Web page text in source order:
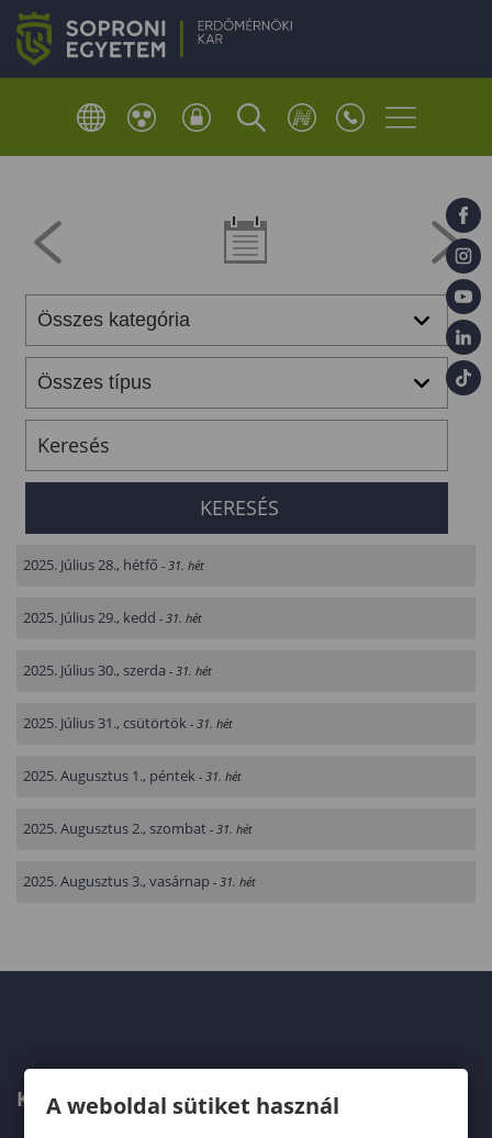
2025. Július 28., hétfő - 31. hét
2025. Július 29., kedd - 31. hét
2025. Július 30., szerda - 31. hét
2025. Július 31., csütörtök - 31. hét
2025. Augusztus 1., péntek - 31. hét
2025. Augusztus 2., szombat - 31. hét
2025. Augusztus 3., vasárnap - 31. hét
KARUNK
A weboldal sütiket használ